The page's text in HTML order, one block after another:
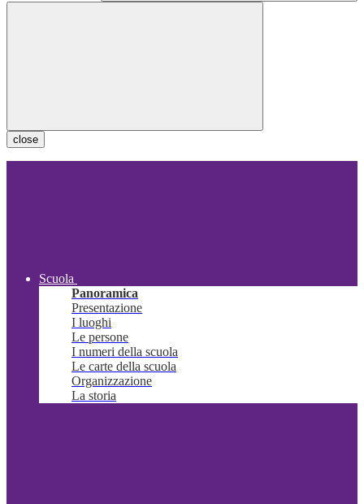
close
Scuola
Panoramica
Presentazione
I luoghi
Le persone
I numeri della scuola
Le carte della scuola
Organizzazione
La storia